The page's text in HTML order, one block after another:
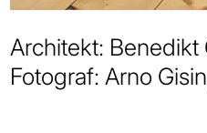
Architekt: Benedikt
Fotograf: Arno